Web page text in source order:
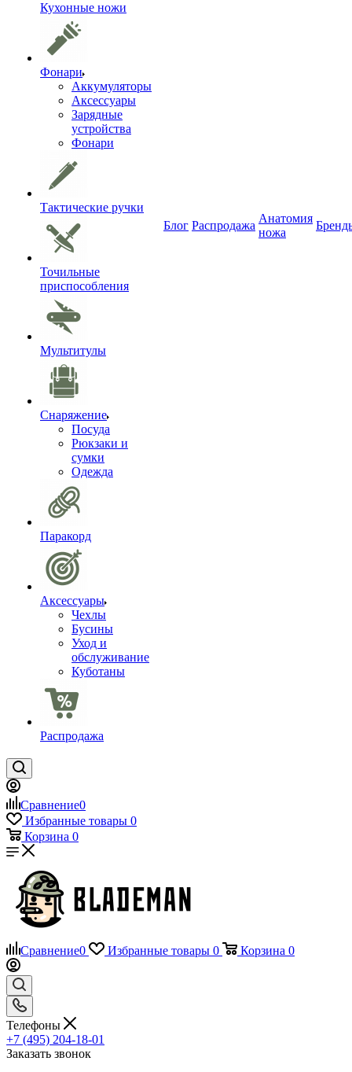
Кухонные ножи
Фонари
Аккумуляторы
Аксессуары
Зарядные
устройства
Фонари
Тактические ручки
Точильные
приспособления
Мультитулы
Снаряжение
Посуда
Рюкзаки и
сумки
Одежда
Паракорд
Аксессуары
Чехлы
Бусины
Уход и
обслуживание
Куботаны
Распродажа
Блог Распродажа
Анатомия
ножа
Сравнение0
Избранные товары 0
Корзина 0
Сравнение0 Избранные товары 0 Корзина 0
Телефоны
+7 (495) 204-18-01
Заказать звонок